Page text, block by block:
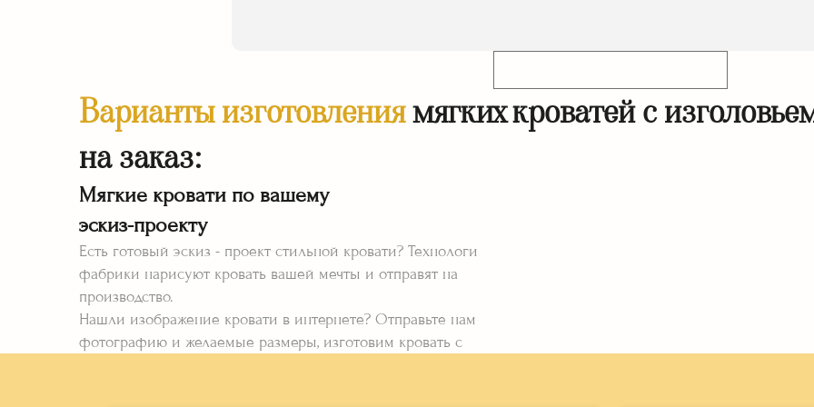
Варианты изготовлениямягких кроватей с
на заказ:
Мягкие кровати по вашему
эскиз-проекту
Есть готовый эскиз - проект стильной кровати? Технологи
фабрики нарисуют кровать вашей мечты и отправят на
производство.
Нашли изображение кровати в интернете? Отправьте нам
фотографию и желаемые размеры, изготовим кровать с